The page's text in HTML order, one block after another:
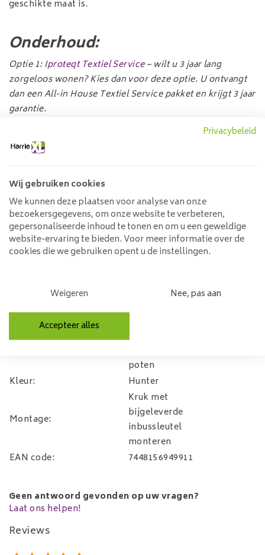
geschikte maat is.
Onderhoud:
Optie 1:Iproteqt Textiel Service– wilt u 3 jaar lang
zorgeloos wonen? Kies dan voor deze optie. U ontvangt
dan een All-in House Textiel Service pakket en krijgt 3 jaar
garantie.
beschermingsproduct voor uw textiel meubels? Kies dan
stoffen waterafstotend en vlek afstotend maakt.
Specificaties:
Breedte:
48cm
Diepte:
54cm
Hoogte:
90 of 110cm
Zithoogte:
65 of 80cm
Zitbreedte:
Adore velvet
poten
Kleur:
Hunter
Montage:
Kruk met
bijgeleverde
inbussleutel
monteren
EAN code:
7448156949911
Geen antwoord gevonden op uw vragen?
Laat ons helpen!
Reviews
Privacybeleid
Wij gebruiken cookies
We kunnen deze plaatsen voor analyse van onze
bezoekersgegevens, om onze website te verbeteren,
gepersonaliseerde inhoud te tonen en om u een geweldige
website-ervaring te bieden. Voor meer informatie over de
cookies die we gebruiken opent u de instellingen.
Weigeren Nee, pas aan
Accepteer alles